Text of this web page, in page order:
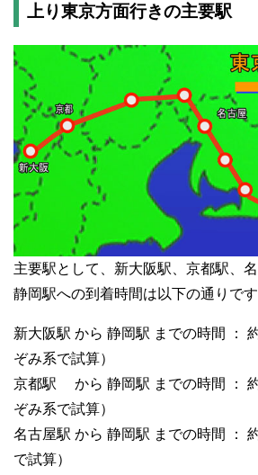
上り東京方面行きの主要駅
主要駅として、新大阪駅、京都駅、
静岡駅への到着時間は以下の通りです
新大阪駅 から 静岡駅 までの時間 ：
ぞみ系で試算）
京都駅 から 静岡駅 までの時間 ：
ぞみ系で試算）
名古屋駅 から 静岡駅 までの時間 ：
で試算）